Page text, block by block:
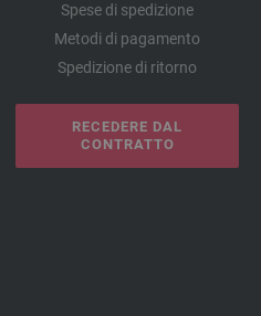
Spese di spedizione
Metodi di pagamento
Spedizione di ritorno
RECEDERE DAL
CONTRATTO